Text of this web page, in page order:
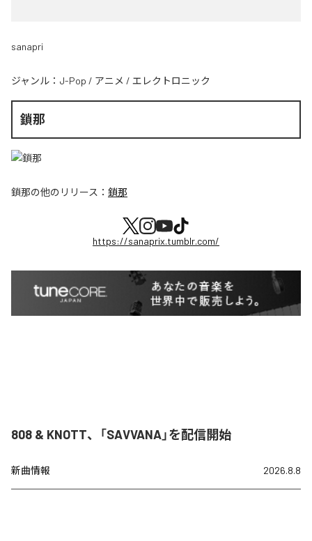
sanapri
ジャンル： J-Pop / アニメ / エレクトロニック
鎖那
鎖那の他のリリース： 鎖那
https://sanaprix.tumblr.com/
808 & KNOTT、「SAVVANA」を配信開始
新曲情報 2026.8.8